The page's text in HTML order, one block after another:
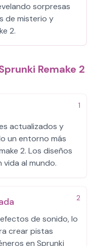
sorpresas
de misterio y
2.
Remake 2
1
actualizados y
un entorno más
2. Los diseños
al mundo.
2
de sonido, lo
crear pistas
en Sprunki